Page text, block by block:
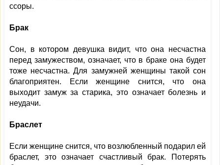
ссоры.
Брак
Сон, в котором девушка видит, что она несчастна
перед замужеством, означает, что в браке она будет
тоже несчастна. Для замужней женщины такой сон
благоприятен. Если женщине снится, что она
выходит замуж за старика, это означает болезнь и
неудачи.
Браслет
Если женщине снится, что возлюбленный подарил ей
браслет, это означает счастливый брак. Потерять